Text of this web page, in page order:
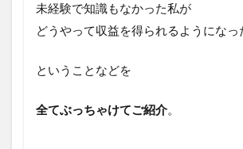
未経験で知識もなかった私が
どうやって収益を得られるようになっ
ということなどを
全てぶっちゃけてご紹介。